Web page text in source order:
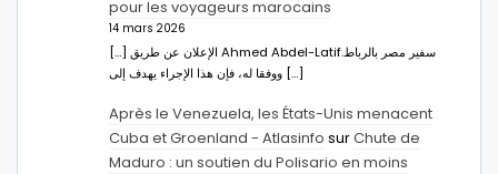
pour les voyageurs marocains
14 mars 2026
[…] الإعلان عن طريق Ahmed Abdel-Latifسفير مصر بالرباط.
ووفقا له، فإن هذا الإجراء يهدف إلى […]
Après le Venezuela, les États-Unis menacent
Cuba et Groenland - Atlasinfo surChute de
Maduro : un soutien du Polisario en moins